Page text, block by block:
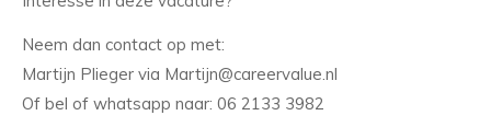
Neem dan contact op met:
Martijn Plieger via Martijn@careervalue.nl
Of bel of whatsapp naar: 06 2133 3982